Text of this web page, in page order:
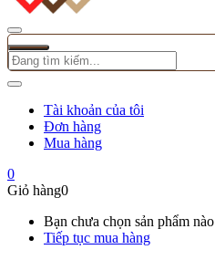
Tài khoản của tôi
Đơn hàng
Mua hàng
0
Giỏ hàng0
Bạn chưa chọn sản phẩm nào
Tiếp tục mua hàng